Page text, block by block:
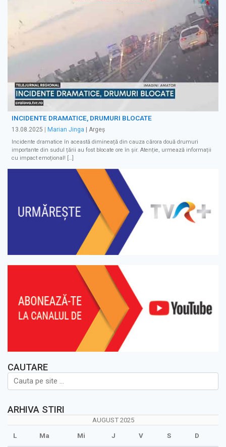
INCIDENTE DRAMATICE, DRUMURI BLOCATE
13.08.2025 Marian Jinga | Argeș
Incidente dramatice în această dimineață din cauza cărora două drumuri
importante din sudul țării au fost blocate ore în șir. Atenție, urmează informații
cu impact emoțional! […]
CAUTARE
ARHIVA STIRI
AUGUST 2025
L Ma Mi J V S D